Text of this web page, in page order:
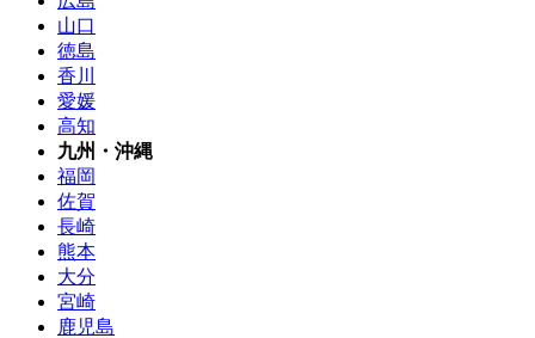
山口
徳島
香川
愛媛
高知
九州・沖縄
福岡
佐賀
長崎
熊本
大分
宮崎
鹿児島